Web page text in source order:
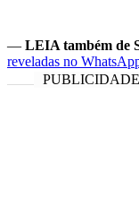
— LEIA também de
reveladas no